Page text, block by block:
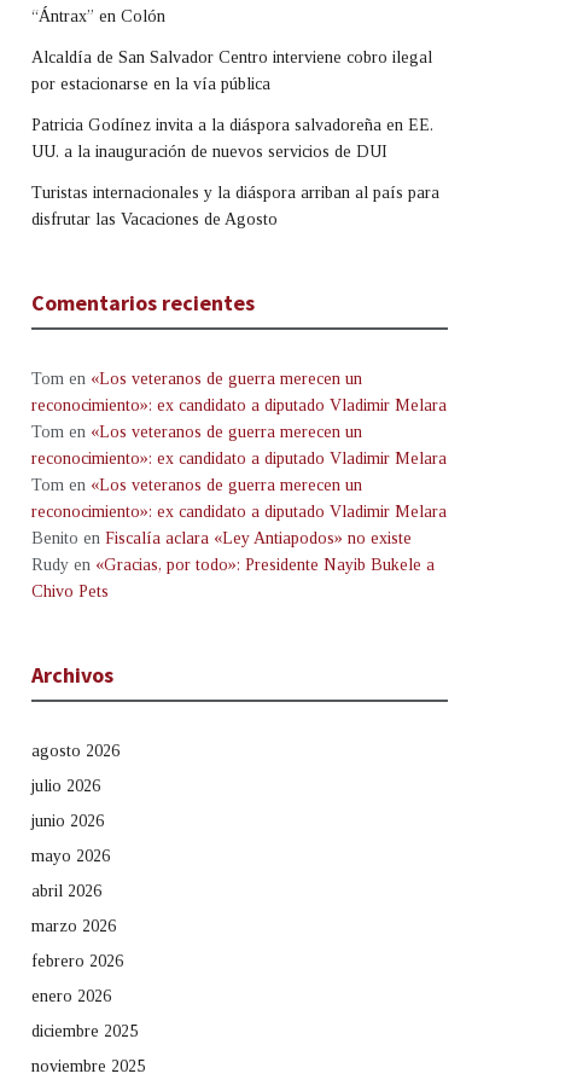
“Ántrax” en Colón
Alcaldía de San Salvador Centro interviene cobro ilegal
por estacionarse en la vía pública
Patricia Godínez invita a la diáspora salvadoreña en EE.
UU. a la inauguración de nuevos servicios de DUI
Turistas internacionales y la diáspora arriban al país para
disfrutar las Vacaciones de Agosto
Comentarios recientes
Tom en «Los veteranos de guerra merecen un
reconocimiento»: ex candidato a diputado Vladimir Melara
Tom en «Los veteranos de guerra merecen un
reconocimiento»: ex candidato a diputado Vladimir Melara
Tom en «Los veteranos de guerra merecen un
reconocimiento»: ex candidato a diputado Vladimir Melara
Benito en Fiscalía aclara «Ley Antiapodos» no existe
Rudy en «Gracias, por todo»: Presidente Nayib Bukele a
Chivo Pets
Archivos
agosto 2026
julio 2026
junio 2026
mayo 2026
abril 2026
marzo 2026
febrero 2026
enero 2026
diciembre 2025
noviembre 2025